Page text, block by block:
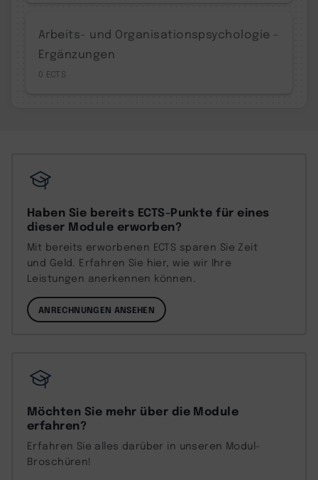
Arbeits- und Organisationspsychologie -
Ergänzungen
0
Haben Sie bereits ECTS-Punkte für eines
dieser Module erworben?
Mit bereits erworbenen ECTS sparen Sie Zeit
und Geld. Erfahren Sie hier, wie wir Ihre
Leistungen anerkennen können.
ANRECHNUNGEN ANSEHEN
Möchten Sie mehr über die Module
erfahren?
Erfahren Sie alles darüber in unseren Modul-
Broschüren!